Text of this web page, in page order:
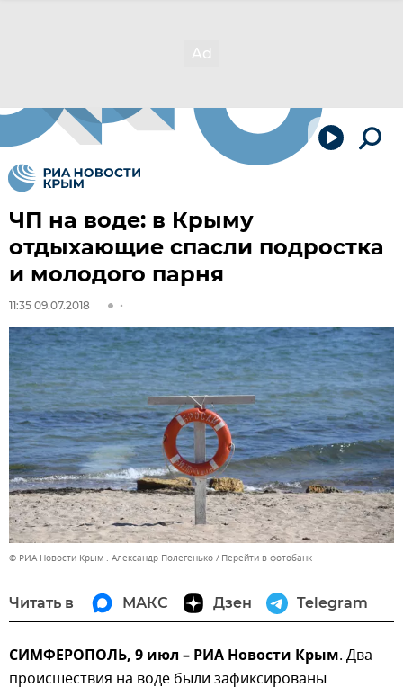
ЧП на воде: в Крыму
отдыхающие спасли подростка
и молодого парня
11:35 09.07.2018
© РИА Новости Крым . Александр Полегенько Перейти в фотобанк
Читать в МАКС Дзен Telegram
СИМФЕРОПОЛЬ, 9 июл – РИА Новости Крым. Два
происшествия на воде были зафиксированы